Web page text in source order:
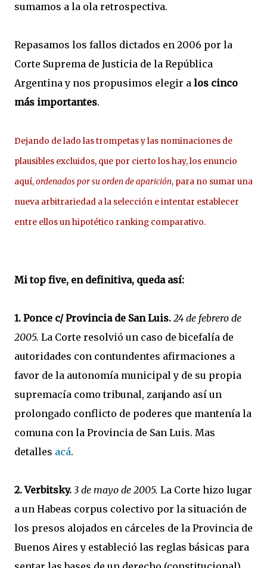
sumamos a la ola retrospectiva.
Repasamos los fallos dictados en 2006 por la
Corte Suprema de Justicia de la República
Argentina y nos propusimos elegir a los cinco
más importantes.
Dejando de lado las trompetas y las nominaciones de
plausibles excluidos, que por cierto los hay, los enuncio
aquí,ordenados por su orden de aparición, para no sumar una
nueva arbitrariedad a la selección e intentar establecer
entre ellos un hipotético ranking comparativo.
Mi top five, en definitiva, queda así:
1. Ponce c/ Provincia de San Luis. 24 de febrero de
2005. La Corte resolvió un caso de bicefalía de
autoridades con contundentes afirmaciones a
favor de la autonomía municipal y de su propia
supremacía como tribunal, zanjando así un
prolongado conflicto de poderes que mantenía la
comuna con la Provincia de San Luis. Mas
detalles acá.
2. Verbitsky. 3 de mayo de 2005. La Corte hizo lugar
a un Habeas corpus colectivo por la situación de
los presos alojados en cárceles de la Provincia de
Buenos Aires y estableció las reglas básicas para